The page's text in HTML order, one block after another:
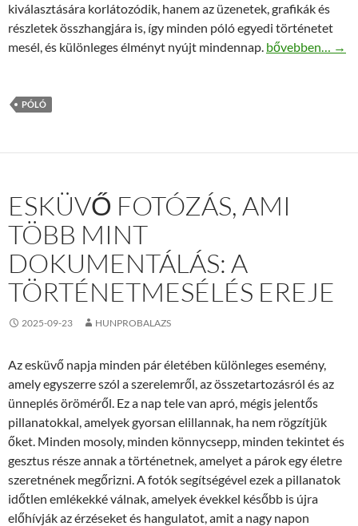
kiválasztására korlátozódik, hanem az üzenetek, grafikák és
részletek összhangjára is, így minden póló egyedi történetet
mesél, és különleges élményt nyújt mindennap. Egyedi póló
bővebben… →
PÓLÓ
ESKÜVŐ FOTÓZÁS, AMI
TÖBB MINT
DOKUMENTÁLÁS: A
TÖRTÉNETMESÉLÉS EREJE
2025-09-23 HUNPROBALAZS
Az esküvő napja minden pár életében különleges esemény,
amely egyszerre szól a szerelemről, az összetartozásról és az
ünneplés öröméről. Ez a nap tele van apró, mégis jelentős
pillanatokkal, amelyek gyorsan elillannak, ha nem rögzítjük
őket. Minden mosoly, minden könnycsepp, minden tekintet és
gesztus része annak a történetnek, amelyet a párok egy életre
szeretnének megőrizni. A fotók segítségével ezek a pillanatok
időtlen emlékekké válnak, amelyek évekkel később is újra
előhívják az érzéseket és hangulatot, amit a nagy napon